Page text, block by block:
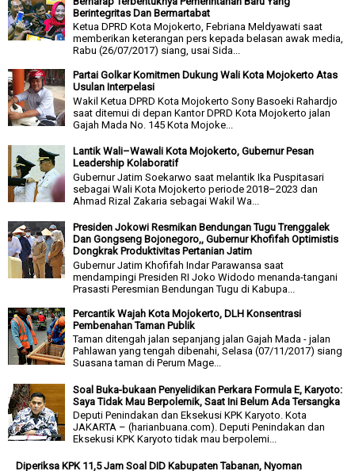
Berintegritas Dan Bermartabat
Ketua DPRD Kota Mojokerto, Febriana Meldyawati saat
memberikan keterangan pers kepada belasan awak media,
Rabu (26/07/2017) siang, usai Sida...
Partai Golkar Komitmen Dukung Wali Kota Mojokerto Atas
Usulan Interpelasi
Wakil Ketua DPRD Kota Mojokerto Sony Basoeki Rahardjo
saat ditemui di depan Kantor DPRD Kota Mojokerto jalan
Gajah Mada No. 145 Kota Mojoke...
Lantik Wali–Wawali Kota Mojokerto, Gubernur Pesan
Leadership Kolaboratif
Gubernur Jatim Soekarwo saat melantik Ika Puspitasari
sebagai Wali Kota Mojokerto periode 2018–2023 dan
Ahmad Rizal Zakaria sebagai Wakil Wa...
Presiden Jokowi Resmikan Bendungan Tugu Trenggalek
Dan Gongseng Bojonegoro,, Gubernur Khofifah Optimistis
Dongkrak Produktivitas Pertanian Jatim
Gubernur Jatim Khofifah Indar Parawansa saat
mendampingi Presiden RI Joko Widodo menanda-tangani
Prasasti Peresmian Bendungan Tugu di Kabupa...
Percantik Wajah Kota Mojokerto, DLH Konsentrasi
Pembenahan Taman Publik
Taman ditengah jalan sepanjang jalan Gajah Mada - jalan
Pahlawan yang tengah dibenahi, Selasa (07/11/2017) siang
Suasana taman di Perum Mage...
Soal Buka-bukaan Penyelidikan Perkara Formula E, Karyoto:
Saya Tidak Mau Berpolemik, Saat Ini Belum Ada Tersangka
Deputi Penindakan dan Eksekusi KPK Karyoto. Kota
JAKARTA – (harianbuana.com). Deputi Penindakan dan
Eksekusi KPK Karyoto tidak mau berpolemi...
Diperiksa KPK 11,5 Jam Soal DID Kabupaten Tabanan, Nyoman